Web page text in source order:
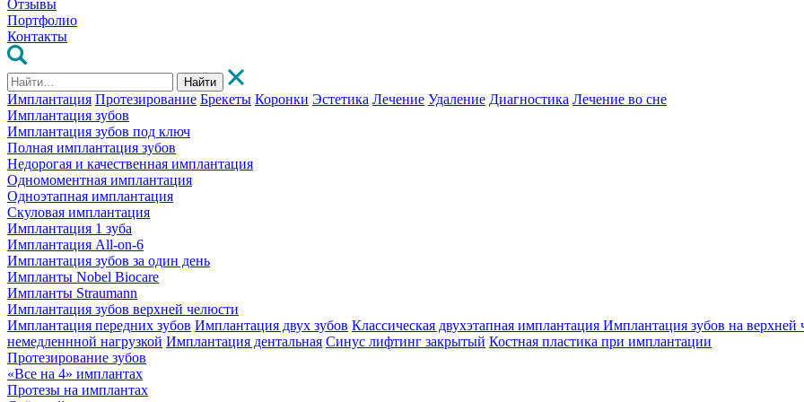
Отзывы
Портфолио
Контакты
Найти
Имплантация Протезирование Брекеты Коронки Эстетика Лечение Удаление Диагностика Лечение во сне
Имплантация зубов
Имплантация зубов под ключ
Полная имплантация зубов
Недорогая и качественная имплантация
Одномоментная имплантация
Одноэтапная имплантация
Скуловая имплантация
Имплантация 1 зуба
Имплантация All-on-6
Имплантация зубов за один день
Импланты Nobel Biocare
Импланты Straumann
Имплантация зубов верхней челюсти
Имплантация передних зубов Имплантация двух зубов Классическая двухэтапная имплантация Имплантация зубов на верхней
немедленнной нагрузкой Имплантация дентальная Синус лифтинг закрытый Костная пластика при имплантации
Протезирование зубов
«Все на 4» имплантах
Протезы на имплантах